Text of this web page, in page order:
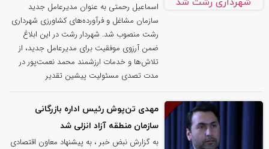
اسماعیل رحمتی به عنوان مدیرعامل جدید
سازمان مشاغل و فرآورده‌های کشاورزی شهرداری
رشت منصوب شد. شهردار رشت در این ابلاغ
ضمن آرزوی موفقیت برای مدیرعامل جدید، از
تلاش‌ها و خدمات ارزشمند محمد نعمت‌پور در
مدت تصدی مسئولیت پیشین تقدیر
مهدی تن‌پوش رئیس اداره بازرگانی
سازمان منطقه آزاد انزلی شد
به گزارش نبض خبر ، به پیشنهاد معاون اقتصادی